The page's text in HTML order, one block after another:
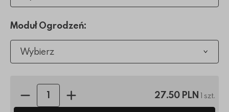
Moduł Ogrodzeń:
Wybierz
Ilość sztuk: 27.50 PLN 1 szt.